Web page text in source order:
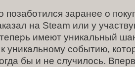
позаботился заранее о
на Steam или у
имеют уникальный
уникальному событию,
бы и не случилось.